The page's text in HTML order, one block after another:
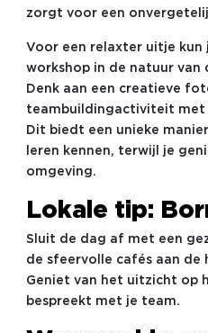
zorgt voor een
Voor een relaxter uitje kun
workshop in de natuur van
Denk aan een creatieve
teambuildingactiviteit met
Dit biedt een unieke
leren kennen, terwijl je
omgeving.
Lokale tip:
Sluit de dag af met een
de sfeervolle cafés aan de
Geniet van het uitzicht op
bespreekt met je team.